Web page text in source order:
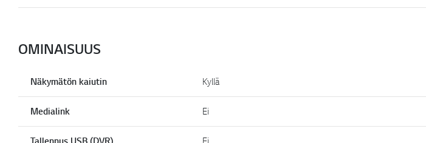
OMINAISUUS
Näkymätön kaiutin Kyllä
Medialink Ei